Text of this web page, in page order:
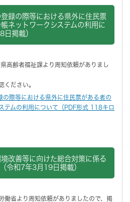
録の際等における県外に住民票
ネットワークシステムの利用に
掲載）
高齢者福祉課より周知依頼がありまし
ください。
の際等における県外に住民票がある者の
テムの利用について（PDF形式 118キロ
改善等に向けた総合対策に係る
令和7年3月19日掲載）
働省より周知依頼がありましたので、掲